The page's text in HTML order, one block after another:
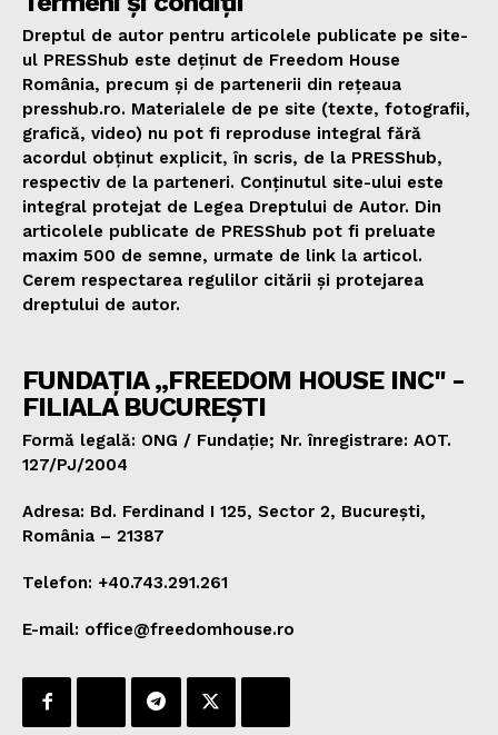
Dreptul de autor pentru articolele publicate pe site-
ul PRESShub este deținut de Freedom House
România, precum și de partenerii din rețeaua
presshub.ro. Materialele de pe site (texte, fotografii,
grafică, video) nu pot fi reproduse integral fără
acordul obținut explicit, în scris, de la PRESShub,
respectiv de la parteneri. Conținutul site-ului este
integral protejat de Legea Dreptului de Autor. Din
articolele publicate de PRESShub pot fi preluate
maxim 500 de semne, urmate de link la articol.
Cerem respectarea regulilor citării și protejarea
dreptului de autor.
FUNDAȚIA „FREEDOM HOUSE INC" -
FILIALA BUCUREȘTI
Formă legală: ONG / Fundație; Nr. înregistrare: AOT.
127/PJ/2004
Adresa: Bd. Ferdinand I 125, Sector 2, București,
România – 21387
Telefon: +40.743.291.261
E-mail: office@freedomhouse.ro